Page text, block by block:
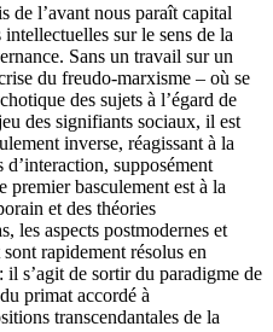
de l’avant nous paraît capital
sur le sens de la
Sans un travail sur un
du freudo-marxisme – où se
des sujets à l’égard de
des signifiants sociaux, il est
inverse, réagissant à la
supposément
premier basculement est à la
et des théories
les aspects postmodernes et
rapidement résolus en
s’agit de sortir du paradigme de
primat accordé à
transcendantales de la